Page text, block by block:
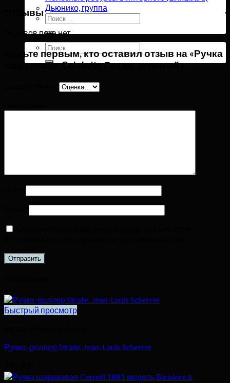
Дьюнико, группа
Искать:
Искать:
Отзывы
Отзывов пока нет.
Будьте первым, кто оставил отзыв на «Ручка
шариковая Celebrity Гауди, зеленый»
Быстрый просмотр
Ручка-роллер Strate. Jean-Louis Scherrer